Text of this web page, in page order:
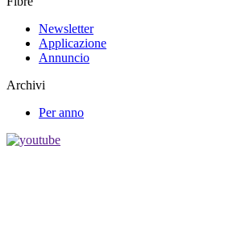
Newsletter
Applicazione
Annuncio
Archivi
Per anno